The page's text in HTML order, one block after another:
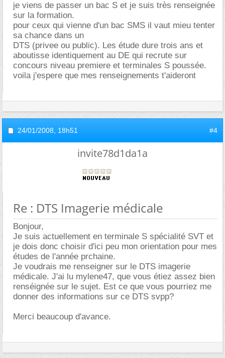
je viens de passer un bac S et je suis très renseignée
sur la formation.
pour ceux qui vienne d'un bac SMS il vaut mieu tenter
sa chance dans un
DTS (privee ou public). Les étude dure trois ans et
aboutisse identiquement au DE qui recrute sur
concours niveau premiere et terminales S poussée.
voila j'espere que mes renseignements t'aideront
24/01/2008, 18h51 #4
invite78d1da1a
Re : DTS Imagerie médicale
Bonjour,
Je suis actuellement en terminale S spécialité SVT et
je dois donc choisir d'ici peu mon orientation pour mes
études de l'année prchaine.
Je voudrais me renseigner sur le DTS imagerie
médicale. J'ai lu mylene47, que vous étiez assez bien
renséignée sur le sujet. Est ce que vous pourriez me
donner des informations sur ce DTS svpp?
Merci beaucoup d'avance.